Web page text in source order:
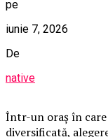
pe
iunie 7, 2026
De
native
Într-un oraș în care
diversificată,